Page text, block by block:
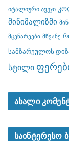
იტალიური ავეჯი
მინიმალიზმი
მცენარეები მწვანე
სამზარეულოს
სტილი
ახალი
საინტერესო